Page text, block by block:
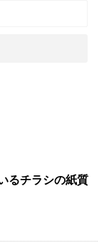
るチラシの紙質